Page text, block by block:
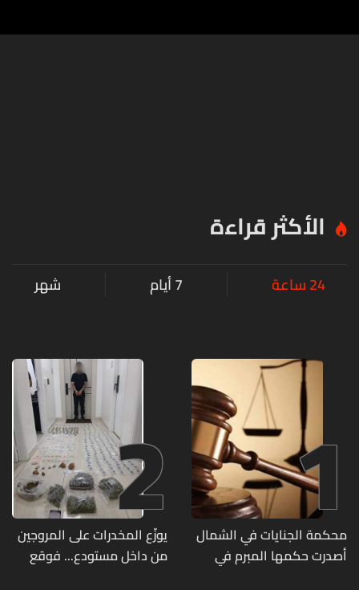
الأكثر قراءة
24 ساعة 7 أيام شهر
1
محكمة الجنايات في الشمال
أصدرت حكمها المبرم في
2
يوزّع المخدرات على المروجين
من داخل مستودع... فوقع